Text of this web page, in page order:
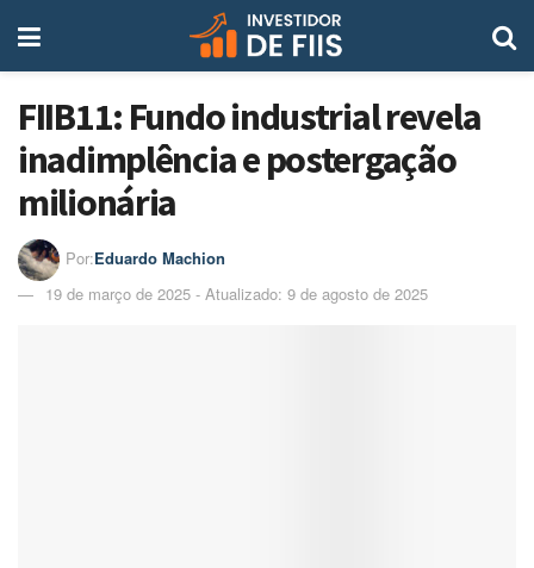
FIIB11: Fundo industrial revela
inadimplência e postergação
milionária
Por:Eduardo Machion
19 de março de 2025 - Atualizado: 9 de agosto de 2025